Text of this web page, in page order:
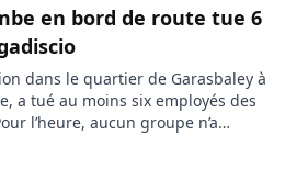
en bord de route tue 6
dans le quartier de Garasbaley à
a tué au moins six employés des
l’heure, aucun groupe n’a
de cette attaque. Une bombe